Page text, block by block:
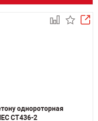
однороторная
CT436-2